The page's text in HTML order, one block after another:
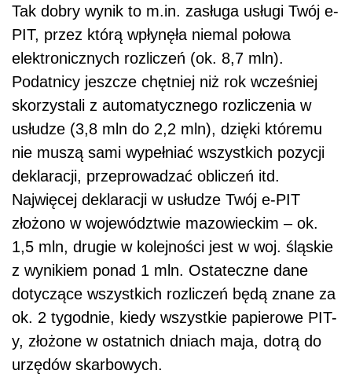
Tak dobry wynik to m.in. zasługa usługi Twój e-
PIT, przez którą wpłynęła niemal połowa
elektronicznych rozliczeń (ok. 8,7 mln).
Podatnicy jeszcze chętniej niż rok wcześniej
skorzystali z automatycznego rozliczenia w
usłudze (3,8 mln do 2,2 mln), dzięki któremu
nie muszą sami wypełniać wszystkich pozycji
deklaracji, przeprowadzać obliczeń itd.
Najwięcej deklaracji w usłudze Twój e-PIT
złożono w województwie mazowieckim – ok.
1,5 mln, drugie w kolejności jest w woj. śląskie
z wynikiem ponad 1 mln. Ostateczne dane
dotyczące wszystkich rozliczeń będą znane za
ok. 2 tygodnie, kiedy wszystkie papierowe PIT-
y, złożone w ostatnich dniach maja, dotrą do
urzędów skarbowych.